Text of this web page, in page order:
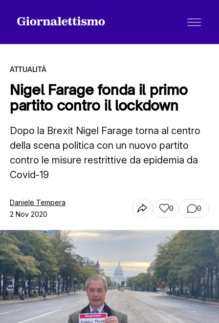
Tutti gli articoli
Chi siamo
ATTUALITÀ
Nigel Farage fonda il primo
partito contro il lockdown
Dopo la Brexit Nigel Farage torna al centro
della scena politica con un nuovo partito
contro le misure restrittive da epidemia da
Covid-19
Daniele Tempera
2 Nov 2020
0 0